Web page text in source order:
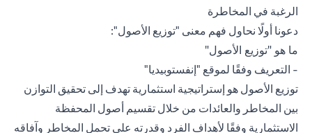
الرغبة في المخاطرة
دعونا أولًا نحاول فهم معنى "توزيع الأصول":
ما هو "توزيع الأصول"
- التعريف وفقًا لموقع "إنفستوبيديا"
توزيع الأصول هو إستراتيجية استثمارية تهدف إلى تحقيق التوازن
بين المخاطر والعائدات من خلال تقسيم أصول المحفظة
الاستثمارية وفقًا لأهداف الفرد وقدرته على تحمل المخاطر وآفاقه